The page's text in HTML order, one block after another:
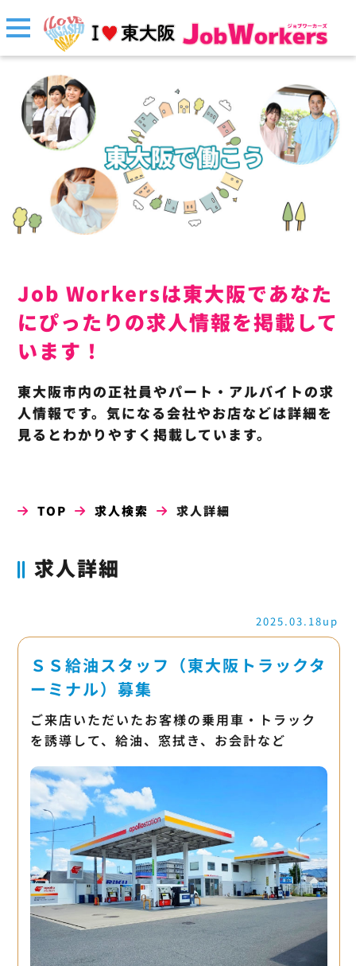
Job Workersは東大阪であなた
にぴったりの求人情報を掲載して
います！
東大阪市内の正社員やパート・アルバイトの求
人情報です。気になる会社やお店などは詳細を
見るとわかりやすく掲載しています。
TOP 求人検索 求人詳細
求人詳細
2025.03.18up
ＳＳ給油スタッフ（東大阪トラックタ
ーミナル）募集
ご来店いただいたお客様の乗用車・トラック
を誘導して、給油、窓拭き、お会計など